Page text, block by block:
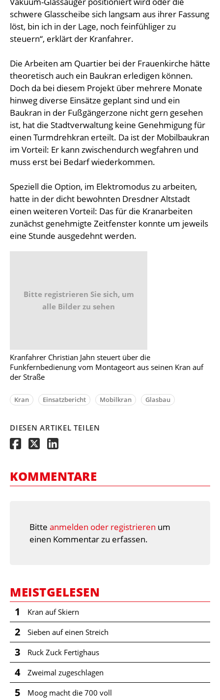
schwere Glasscheibe sich langsam aus ihrer Fassung
löst, bin ich in der Lage, noch feinfühliger zu
steuern“, erklärt der Kranfahrer.
Die Arbeiten am Quartier bei der Frauenkirche hätte
theoretisch auch ein Baukran erledigen können.
Doch da bei diesem Projekt über mehrere Monate
hinweg diverse Einsätze geplant sind und ein
Baukran in der Fußgängerzone nicht gern gesehen
ist, hat die Stadtverwaltung keine Genehmigung für
einen Turmdrehkran erteilt. Da ist der Mobilbaukran
im Vorteil: Er kann zwischendurch wegfahren und
muss erst bei Bedarf wiederkommen.
Speziell die Option, im Elektromodus zu arbeiten,
hatte in der dicht bewohnten Dresdner Altstadt
einen weiteren Vorteil: Das für die Kranarbeiten
zunächst genehmigte Zeitfenster konnte um jeweils
eine Stunde ausgedehnt werden.
Bitte registrieren Sie sich, um
alle Bilder zu sehen
Kranfahrer Christian Jahn steuert über die
Funkfernbedienung vom Montageort aus seinen Kran auf
der Straße
Kran Einsatzbericht Mobilkran Glasbau
DIESEN ARTIKEL TEILEN
KOMMENTARE
Bitte anmelden oder registrieren um
einen Kommentar zu erfassen.
MEISTGELESEN
1 Kran auf Skiern
2 Sieben auf einen Streich
3 Ruck Zuck Fertighaus
4 Zweimal zugeschlagen
5 Moog macht die 700 voll